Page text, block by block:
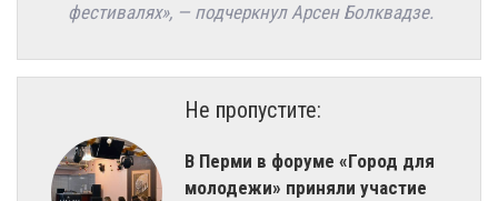
фестивалях», — подчеркнул Арсен Болквадзе.
Не пропустите:
В Перми в форуме «Город для
молодежи» приняли участие